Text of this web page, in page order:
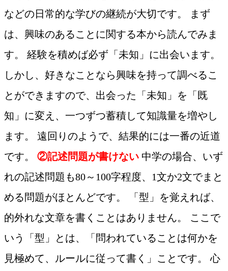
などの日常的な学びの継続が大切です。 まず
は、興味のあることに関する本から読んでみま
す。 経験を積めば必ず「未知」に出会います。
しかし、好きなことなら興味を持って調べるこ
とができますので、出会った「未知」を「既
知」に変え、一つずつ蓄積して知識量を増やし
ます。 遠回りのようで、結果的には一番の近道
です。 ②記述問題が書けない 中学の場合、いず
れの記述問題も80～100字程度、1文か2文でまと
める問題がほとんどです。 「型」を覚えれば、
的外れな文章を書くことはありません。 ここで
いう「型」とは、「問われていることは何かを
見極めて、ルールに従って書く」ことです。 心